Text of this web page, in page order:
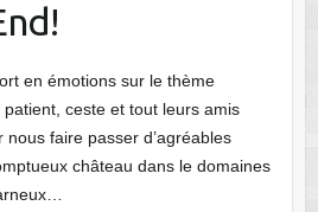
en émotions sur le thème
ceste et tout leurs amis
faire passer d’agréables
château dans le domaines